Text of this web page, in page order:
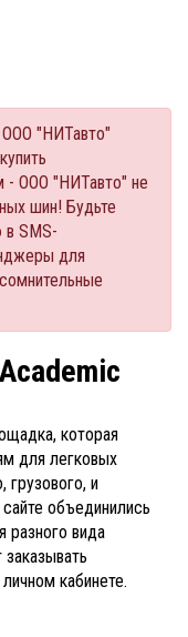
ООО "НИТавто"
- ООО "НИТавто" не
шин! Будьте
в SMS-
для
которая
для легковых
грузового, и
объединились
разного вида
кабинете.